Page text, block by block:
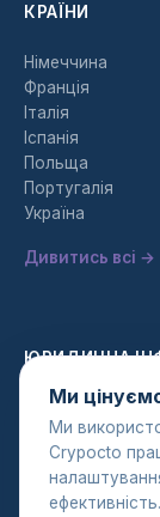
КРАЇНИ
Німеччина
Франція
Італія
Іспанія
Польща
Португалія
Україна
Дивитись всі →
ЮРИДИЧНА
Політика
Умови
Політика AML
Ми
Ми
Crypocto